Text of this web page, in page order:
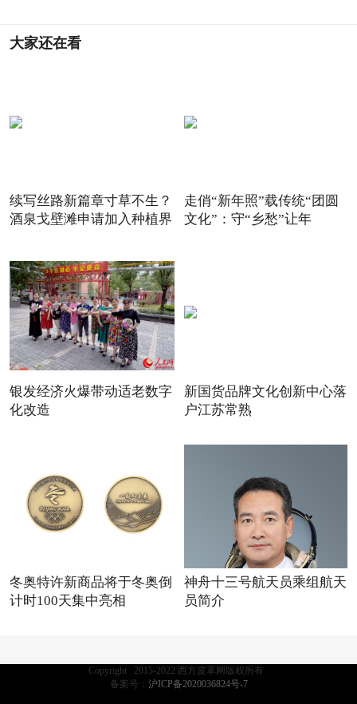
大家还在看
续写丝路新篇章寸草不生？
酒泉戈壁滩申请加入种植界
走俏“新年照”载传统“团圆
文化”：守“乡愁”让年
银发经济火爆带动适老数字
化改造
新国货品牌文化创新中心落
户江苏常熟
冬奥特许新商品将于冬奥倒
计时100天集中亮相
神舟十三号航天员乘组航天
员简介
Copyright 2015-2022 西方皮革网版权所有
备案号： 沪ICP备2020036824号-7